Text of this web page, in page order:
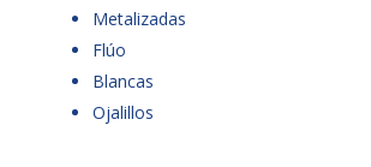
Metalizadas
Flúo
Blancas
Ojalillos